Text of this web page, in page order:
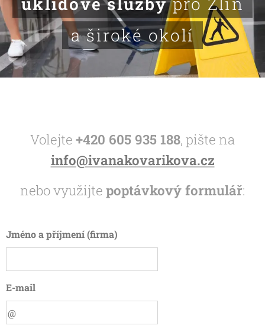
a široké okolí
Volejte +420 605 935 188, pište na
info@ivanakovarikova.cz
nebo využijte poptávkový formulář:
Jméno a příjmení (firma)
E-mail